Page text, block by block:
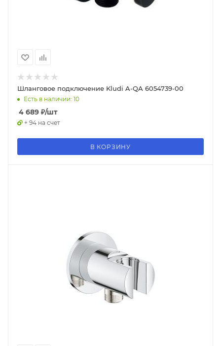
Шланговое подключение Kludi A-QA 6054739-00
Есть в наличии: 10
4 689 ₽/шт
+ 94 на счет
В КОРЗИНУ